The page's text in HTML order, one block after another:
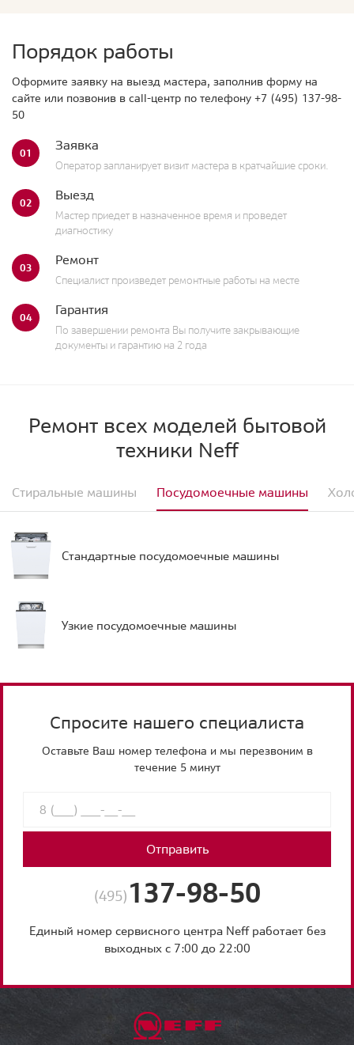
Порядок работы
Оформите заявку на выезд мастера, заполнив форму на
сайте или позвонив в call-центр по телефону +7 (495) 137-98-
50
01 Заявка
Оператор запланирует визит мастера в кратчайшие сроки.
02 Выезд
Мастер приедет в назначенное время и проведет
диагностику
03 Ремонт
Специалист произведет ремонтные работы на месте
04 Гарантия
По завершении ремонта Вы получите закрывающие
документы и гарантию на 2 года
Ремонт всех моделей бытовой
техники Neff
Стиральные машины Посудомоечные машины
Стандартные посудомоечные машины
Узкие посудомоечные машины
Спросите нашего специалиста
Оставьте Ваш номер телефона и мы перезвоним в
течение 5 минут
Отправить
(495) 137-98-50
Единый номер сервисного центра Neff работает без
выходных с 7:00 до 22:00